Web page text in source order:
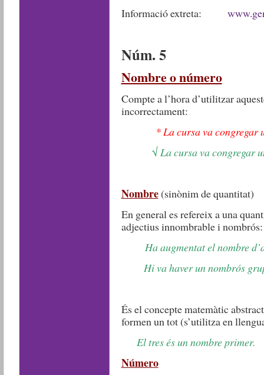
Informació extreta:
Núm. 5
Nombre o número
Compte a l’hora d’utilitzar
incorrectament:
*La cursa va congregar
√ La cursa va congregar
Nombre (sinònim de quantitat)
En general es refereix a una
adjectius innombrable i nombrós:
Ha augmentat el nombre
Hi va haver un nombrós grup
És el concepte matemàtic
formen un tot (s’utilitza en
El tres és un nombre primer.
Número